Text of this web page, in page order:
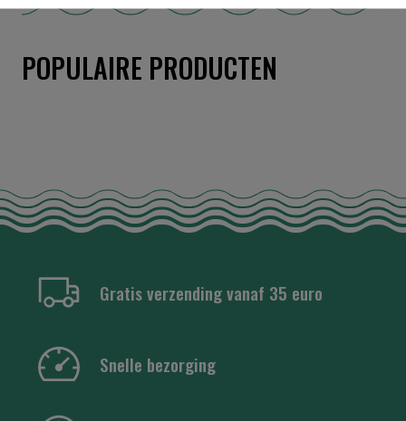
POPULAIRE PRODUCTEN
Gratis verzending vanaf 35 euro
Snelle bezorging